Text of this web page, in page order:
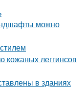
можно
кожаных леггинсов
в зданиях